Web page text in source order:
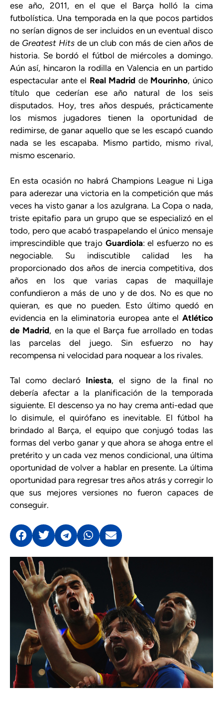
ese año, 2011, en el que el Barça holló la cima
futbolística. Una temporada en la que pocos partidos
no serían dignos de ser incluidos en un eventual disco
de Greatest Hits de un club con más de cien años de
historia. Se bordó el fútbol de miércoles a domingo.
Aún así, hincaron la rodilla en Valencia en un partido
espectacular ante el Real Madrid de Mourinho, único
título que cederían ese año natural de los seis
disputados. Hoy, tres años después, prácticamente
los mismos jugadores tienen la oportunidad de
redimirse, de ganar aquello que se les escapó cuando
nada se les escapaba. Mismo partido, mismo rival,
mismo escenario.
En esta ocasión no habrá Champions League ni Liga
para aderezar una victoria en la competición que más
veces ha visto ganar a los azulgrana. La Copa o nada,
triste epitafio para un grupo que se especializó en el
todo, pero que acabó traspapelando el único mensaje
imprescindible que trajo Guardiola: el esfuerzo no es
negociable. Su indiscutible calidad les ha
proporcionado dos años de inercia competitiva, dos
años en los que varias capas de maquillaje
confundieron a más de uno y de dos. No es que no
quieran, es que no pueden. Esto último quedó en
evidencia en la eliminatoria europea ante el Atlético
de Madrid, en la que el Barça fue arrollado en todas
las parcelas del juego. Sin esfuerzo no hay
recompensa ni velocidad para noquear a los rivales.
Tal como declaró Iniesta, el signo de la final no
debería afectar a la planificación de la temporada
siguiente. El descenso ya no hay crema anti-edad que
lo disimule, el quirófano es inevitable. El fútbol ha
brindado al Barça, el equipo que conjugó todas las
formas del verbo ganar y que ahora se ahoga entre el
pretérito y un cada vez menos condicional, una última
oportunidad de volver a hablar en presente. La última
oportunidad para regresar tres años atrás y corregir lo
que sus mejores versiones no fueron capaces de
conseguir.